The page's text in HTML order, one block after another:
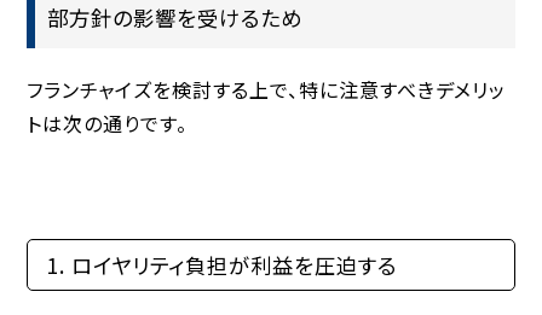
部方針の影響を受けるため
フランチャイズを検討する上で、特に注意すべきデメリッ
トは次の通りです。
1. ロイヤリティ負担が利益を圧迫する